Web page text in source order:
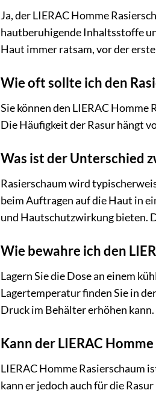
Ja, der LIERAC Homme
hautberuhigende Inhaltsstoffe
Haut immer ratsam, vor der
Wie oft sollte ich den
Sie können den LIERAC
Die Häufigkeit der Rasur hängt
Was ist der Unterschied
Rasierschaum wird
beim Auftragen auf die Haut in
und Hautschutzwirkung bieten.
Wie bewahre ich den
Lagern Sie die Dose an einem
Lagertemperatur finden Sie in
Druck im Behälter erhöhen kann.
Kann der LIERAC
LIERAC Homme Rasierschaum
kann er jedoch auch für die